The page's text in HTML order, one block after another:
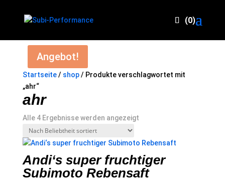
(0)
Startseite/ shop/ Produkte verschlagwortet mit
„ahr“
ahr
Alle 4 Ergebnisse werden angezeigtNach
sortiert
Andi‘s super fruchtiger
Subimoto Rebensaft
Angebot!